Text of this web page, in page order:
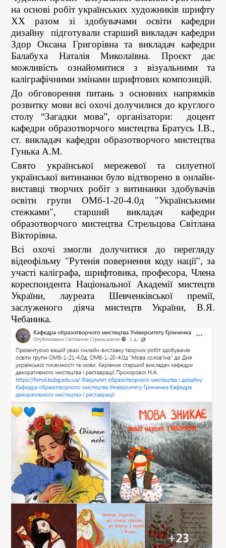
на основі робіт українських художників шрифту
XX разом зі здобувачами освіти кафедри
дизайну підготували старший викладач кафедри
Здор Оксана Григорівна та викладач кафедри
Балабуха Наталія Миколаївна. Проєкт дає
можливість ознайомитися з візуальними та
каліграфічними змінами шрифтових композицій.
До обговорення питань з основних напрямків
розвитку мови всі охочі долучилися до круглого
столу “Загадки мова”, організатори: доцент
кафедри образотворчого мистецтва Братусь І.В.,
ст. викладач кафедри образотворчого мистецтва
Гунька А.М.
Свято української мережевої та силуетної
української витинанки було відтворено в онлайн-
виставці творчих робіт з витинанки здобувачів
освіти групи ОМб-1-20-4.0д "Українськими
стежками", старший викладач кафедри
образотворчого мистецтва Стрельцова Світлана
Вікторівна.
Всі охочі змогли долучитися до перегляду
відеофільму "Рутенія повернення коду нації", за
участі каліграфа, шрифтовика, професора, Члена
кореспондента Національної Академії мистецтв
України, лауреата Шевченківської премії,
заслуженого діяча мистецтв України, В.Я.
Чебаника.